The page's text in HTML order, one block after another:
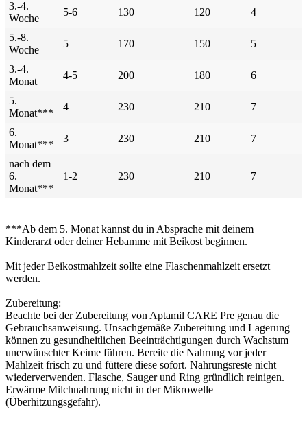
3.-4.
Woche
5-6 130 120 4
5.-8.
Woche
5 170 150 5
3.-4.
Monat
4-5 200 180 6
5.
Monat***
4 230 210 7
6.
Monat***
3 230 210 7
nach dem
6.
Monat***
1-2 230 210 7
***Ab dem 5. Monat kannst du in Absprache mit deinem
Kinderarzt oder deiner Hebamme mit Beikost beginnen.
Mit jeder Beikostmahlzeit sollte eine Flaschenmahlzeit ersetzt
werden.
Zubereitung:
Beachte bei der Zubereitung von Aptamil CARE Pre genau die
Gebrauchsanweisung. Unsachgemäße Zubereitung und Lagerung
können zu gesundheitlichen Beeinträchtigungen durch Wachstum
unerwünschter Keime führen. Bereite die Nahrung vor jeder
Mahlzeit frisch zu und füttere diese sofort. Nahrungsreste nicht
wiederverwenden. Flasche, Sauger und Ring gründlich reinigen.
Erwärme Milchnahrung nicht in der Mikrowelle
(Überhitzungsgefahr).